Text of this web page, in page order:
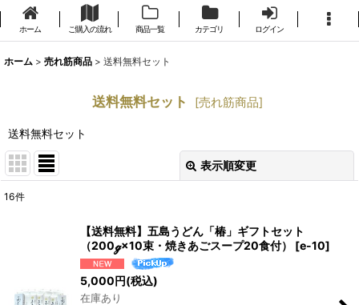
ホーム ご購入の流れ 商品一覧 カテゴリ ログイン
ホーム > 売れ筋商品 > 送料無料セット
送料無料セット [売れ筋商品]
送料無料セット
表示順変更
16件
【送料無料】五島うどん「椿」ギフトセット
（200ℊ×10束・焼きあごスープ20食付）
[e-10]
5,000円(税込)
在庫あり